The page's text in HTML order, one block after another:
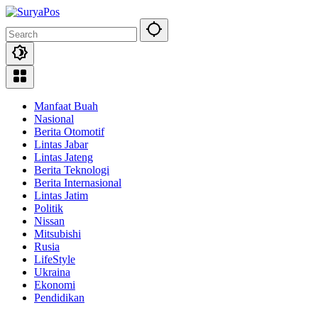
Skip
content
Manfaat Buah
Nasional
Berita Otomotif
Lintas Jabar
Lintas Jateng
Berita Teknologi
Berita Internasional
Lintas Jatim
Politik
Nissan
Mitsubishi
Rusia
LifeStyle
Ukraina
Ekonomi
Pendidikan